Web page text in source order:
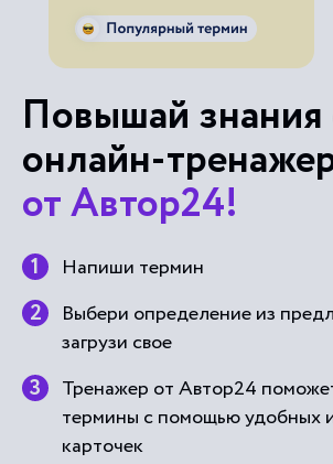
Повышай знания
онлайн-
от Автор24!
Напиши термин
Выбери определение из
загрузи свое
Тренажер от Автор24
термины с помощью удобных
карточек